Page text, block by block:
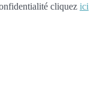
cliquez ici